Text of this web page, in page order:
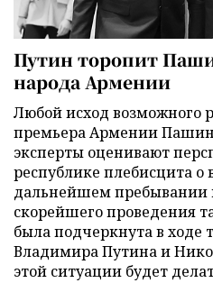
Путин торопит
народа Армении
Любой исход возможного
премьера Армении
эксперты оценивают
республике плебисцита о
дальнейшем пребывании
скорейшего проведения
была подчеркнута в ходе
Владимира Путина и
этой ситуации будет